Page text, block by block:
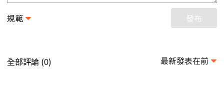
規範 發布
全部評論 (0) 最新發表在前